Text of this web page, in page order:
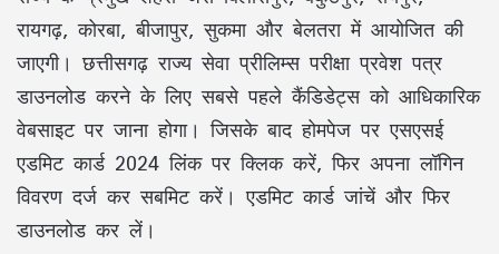
रायगढ़, कोरबा, बीजापुर, सुकमा और बेलतरा में आयोजित की
जाएगी। छत्तीसगढ़ राज्य सेवा प्रीलिम्स परीक्षा प्रवेश पत्र
डाउनलोड करने के लिए सबसे पहले कैंडिडेट्स को आधिकारिक
वेबसाइट पर जाना होगा। जिसके बाद होमपेज पर एसएसई
एडमिट कार्ड 2024 लिंक पर क्लिक करें, फिर अपना लॉगिन
विवरण दर्ज कर सबमिट करें। एडमिट कार्ड जांचें और फिर
डाउनलोड कर लें।